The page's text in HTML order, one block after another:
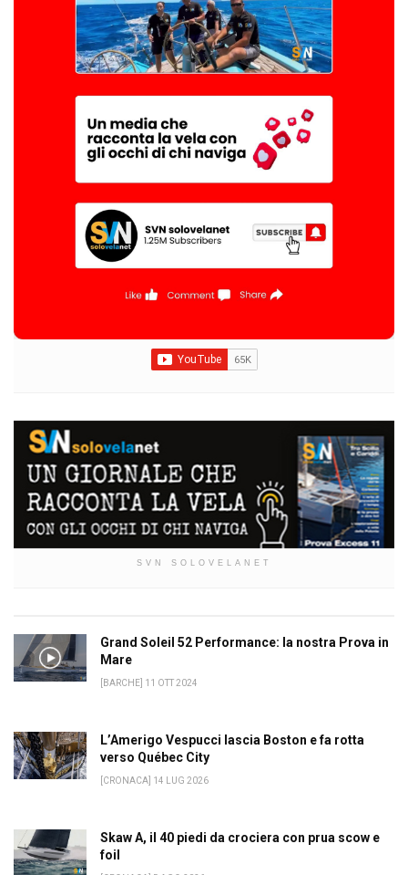
SVN SOLOVELANET
Grand Soleil 52 Performance: la nostra Prova in
Mare
[BARCHE] 11 OTT 2024
L’Amerigo Vespucci lascia Boston e fa rotta
verso Québec City
[CRONACA] 14 LUG 2026
Skaw A, il 40 piedi da crociera con prua scow e
foil